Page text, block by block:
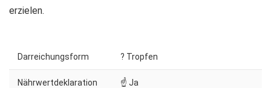
erzielen.
Darreichungsform ? Tropfen
Nährwertdeklaration ☝ Ja